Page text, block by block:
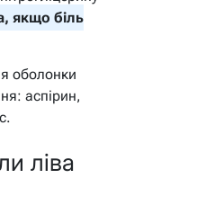
якщо біль
оболонки
аспірин,
ліва